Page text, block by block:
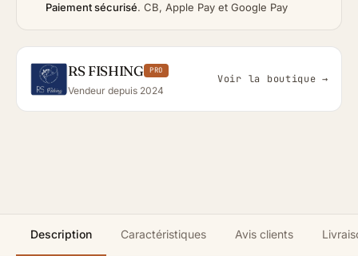
Paiement sécurisé. CB, Apple Pay et Google Pay
RS FISHING PRO
Vendeur depuis 2024
Voir la boutique →
Description Caractéristiques Avis clients